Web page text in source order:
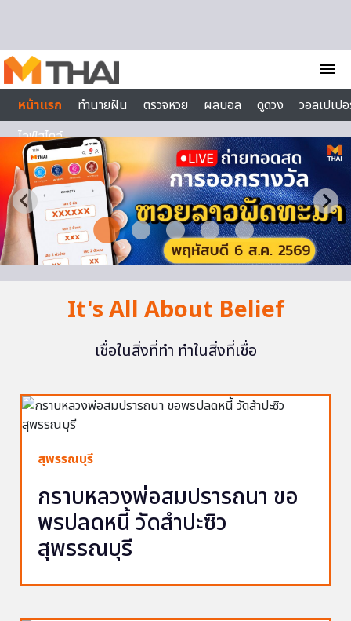
menu
หน้าแรก
ทำนายฝัน ตรวจหวย ผลบอล ดูดวง
วอลเปเป
ไลฟ์สไตล์
It's All About Belief
เชื่อในสิ่งที่ทำ ทำในสิ่งที่เชื่อ
สุพรรณบุรี
กราบหลวงพ่อสมปรารถนา ขอ
พรปลดหนี้ วัดสำปะซิว
สุพรรณบุรี